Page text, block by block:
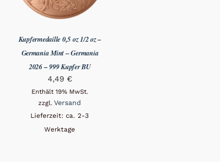
Kupfermedaille 0,5 oz 1/2 oz –
Germania Mint – Germania
2026 – 999 Kupfer BU
4,49 €
Enthält 19% MwSt.
zzgl.Versand
Lieferzeit: ca. 2-3
Werktage